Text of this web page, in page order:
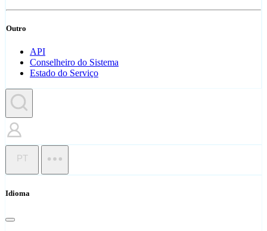
Outro
API
Conselheiro do Sistema
Estado do Serviço
PT
Idioma